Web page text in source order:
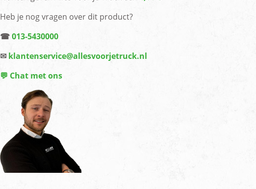
Heb je nog vragen over dit product?
☎013-5430000
✉ klantenservice@allesvoorjetruck.nl
💬 Chat met ons